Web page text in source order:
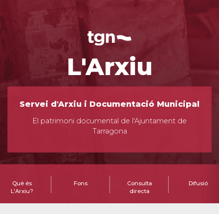
L'Arxiu
Servei d'Arxiu i Documentació Municipal
El patrimoni documental de l'Ajuntament de
Tarragona
Què és
L'Arxiu?
Fons
Consulta
directa
Difusió